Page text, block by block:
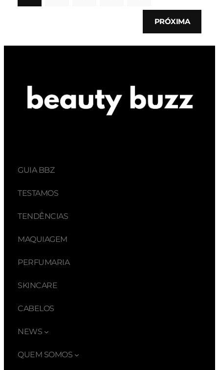
PRÓXIMA
GUIA BBZ
TESTAMOS
TENDÊNCIAS
MAQUIAGEM
PERFUMARIA
SKINCARE
CABELOS
NEWS
QUEM SOMOS